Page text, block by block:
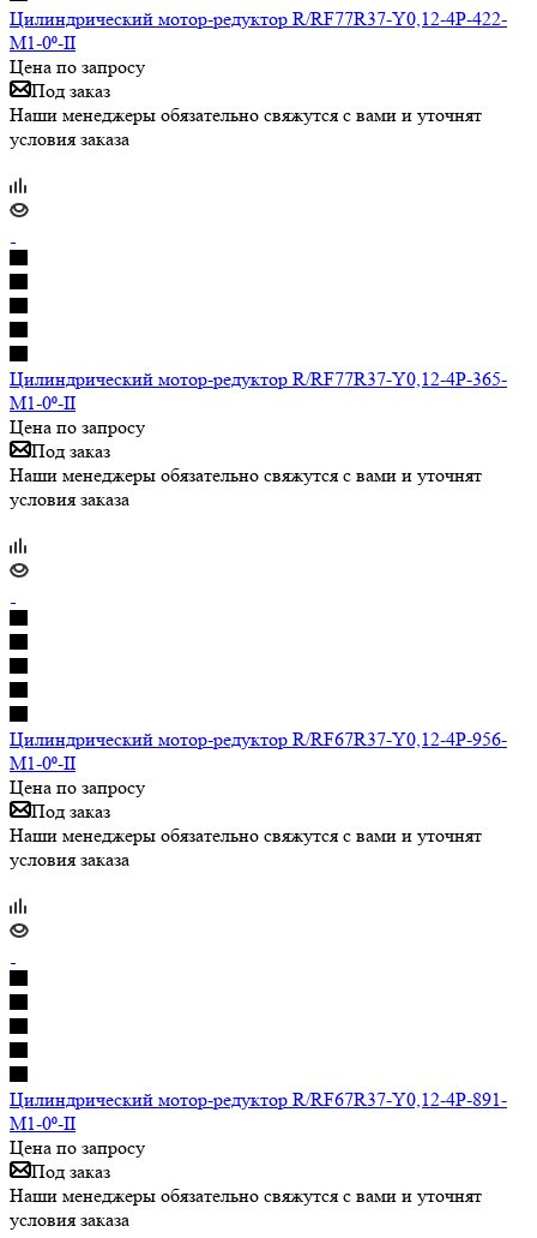
Цилиндрический мотор-редуктор R/RF77R37-Y0,12-4P-422-
M1-0⁰-II
Цена по запросу
Под заказ
Наши менеджеры обязательно свяжутся с вами и уточнят
условия заказа
Цилиндрический мотор-редуктор R/RF77R37-Y0,12-4P-365-
M1-0⁰-II
Цена по запросу
Под заказ
Наши менеджеры обязательно свяжутся с вами и уточнят
условия заказа
Цилиндрический мотор-редуктор R/RF67R37-Y0,12-4P-956-
M1-0⁰-II
Цена по запросу
Под заказ
Наши менеджеры обязательно свяжутся с вами и уточнят
условия заказа
Цилиндрический мотор-редуктор R/RF67R37-Y0,12-4P-891-
M1-0⁰-II
Цена по запросу
Под заказ
Наши менеджеры обязательно свяжутся с вами и уточнят
условия заказа